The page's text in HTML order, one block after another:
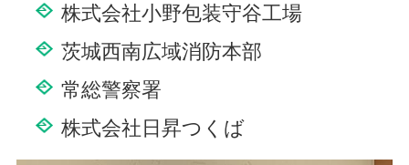
株式会社小野包装守谷工場
茨城西南広域消防本部
常総警察署
株式会社日昇つくば